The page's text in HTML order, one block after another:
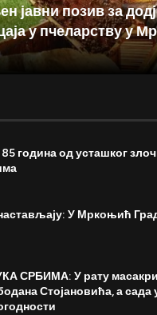
јавни позив за
у пчеларству у
година од усташког
У Мркоњић
СРБИМА: У рату
Стојановића, а сада